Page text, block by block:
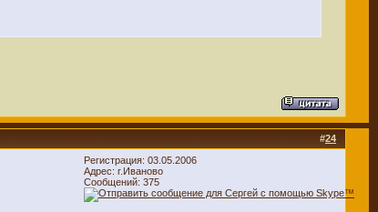
#24
Регистрация: 03.05.2006
Адрес: г.Иваново
Сообщений: 375